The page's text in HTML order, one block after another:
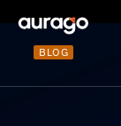
BLOG